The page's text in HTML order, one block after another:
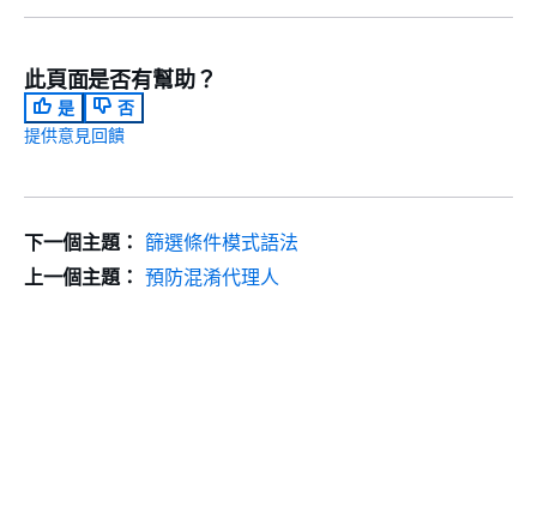
此頁面是否有幫助？
是
否
提供意見回饋
下一個主題： 篩選條件模式語法
上一個主題： 預防混淆代理人